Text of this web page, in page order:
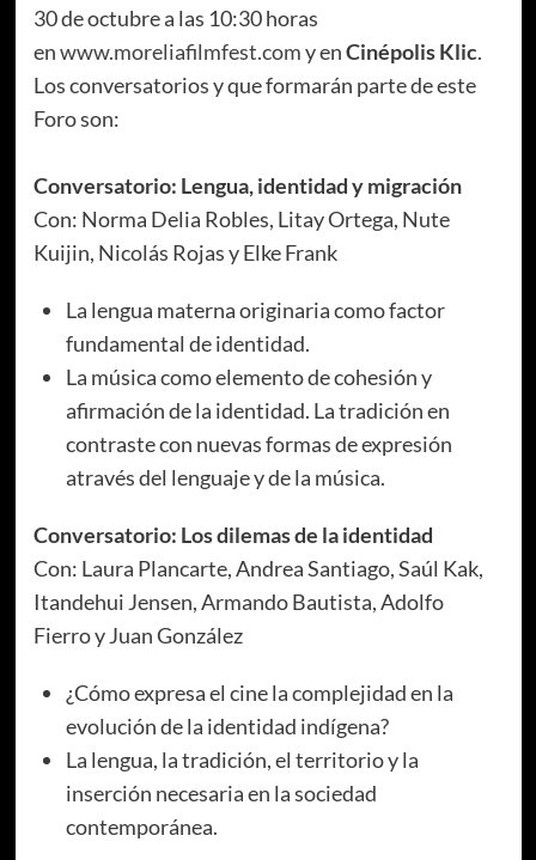
30 de octubre a las 10:30 horas
enwww.moreliafilmfest.comy enCinépolis Klic.
Los conversatorios y que formarán parte de este
Foro son:
Conversatorio: Lengua, identidad y migración
Con: Norma Delia Robles, Litay Ortega, Nute
Kuijin, Nicolás Rojas y Elke Frank
La lengua materna originaria como factor
fundamental de identidad.
La música como elemento de cohesión y
afirmación de la identidad. La tradición en
contraste con nuevas formas de expresión
através del lenguaje y de la música.
Conversatorio: Los dilemas de la identidad
Con: Laura Plancarte, Andrea Santiago, Saúl Kak,
Itandehui Jensen, Armando Bautista, Adolfo
Fierro y Juan González
¿Cómo expresa el cine la complejidad en la
evolución de la identidad indígena?
La lengua, la tradición, el territorio y la
inserción necesaria en la sociedad
contemporánea.